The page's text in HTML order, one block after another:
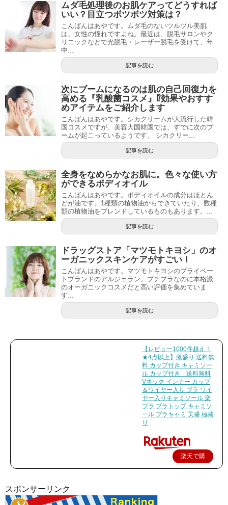
ムダ毛処理後のお肌ケアってどうすれば
いい？目立つボツボツ対策は？
こんばんはあやです。ムダ毛のないツルツル美肌
は、女性の憧れですよね。最近は、脱毛サロンやク
リニックなどで光脱毛・レーザー脱毛を受けて、年
中...
記事を読む
次にブームになるのは肌の自己回復力を
高める『乳酸菌コスメ』⁉︎効果やおすす
めアイテムをご紹介します
こんばんはあやです。シカクリームが大流行した韓
国コスメですが、美容大国韓国では、すでに次のブ
ームが起こっているようです。 シカクリー...
記事を読む
全身をなめらかなお肌に。色々な使い方
ができるボディオイル
こんばんはあやです。ボディオイルの成分はほとん
どが油です。1種類の植物油からできていたり、数種
類の植物油をブレンドしているものもあります。...
記事を読む
ドラッグストア「マツモトキヨシ」のオ
ーガニックスキンケアがすごい！
こんばんはあやです。マツモトキヨシのプライベー
トブランドのアルジェラン。プチプラなのに本格派
のオーガニックコスメだと高い評価を集めていま
す...
記事を読む
【レビュー1000件越え！
★4点以上】激盛り 送料無
料 カップ付き キャミソー
ル カップ付き 送料無料
Vネック インナー カップ
＆ワイヤー入り ブラ ワイ
ヤー入りキャミソール 楽
ブラ ブラトップ キャミソ
ール ブラキャミ 美盛 極盛
り
楽天で購
入
スポンサーリンク